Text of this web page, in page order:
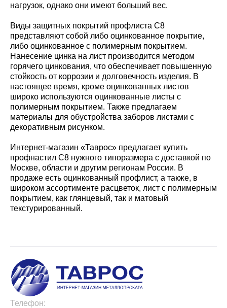
нагрузок, однако они имеют больший вес.
Виды защитных покрытий профлиста С8
представляют собой либо оцинкованное покрытие,
либо оцинкованное с полимерным покрытием.
Нанесение цинка на лист производится методом
горячего цинкования, что обеспечивает повышенную
стойкость от коррозии и долговечность изделия. В
настоящее время, кроме оцинкованных листов
широко используются оцинкованные листы с
полимерным покрытием. Также предлагаем
материалы для обустройства заборов листами с
декоративным рисунком.
Интернет-магазин «Таврос» предлагает купить
профнастил С8 нужного типоразмера с доставкой по
Москве, области и другим регионам России. В
продаже есть оцинкованный профлист, а также, в
широком ассортименте расцветок, лист с полимерным
покрытием, как глянцевый, так и матовый
текстурированный.
Телефон: